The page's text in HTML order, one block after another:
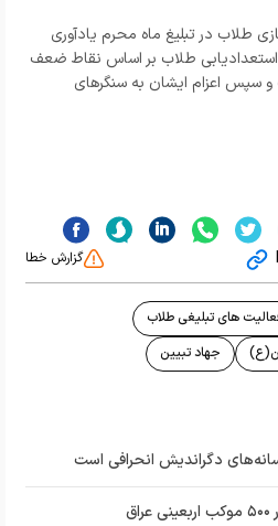
طلاب در تبلیغ ماه محرم یادآوری
استعدادیابی طلاب بر اساس نقاط ضعف
سپس اعزام ایشان به سنگرهای
گزارش خطا
های تبلیغی طلاب
جهاد تبیین
دگراندیش انحرافی است